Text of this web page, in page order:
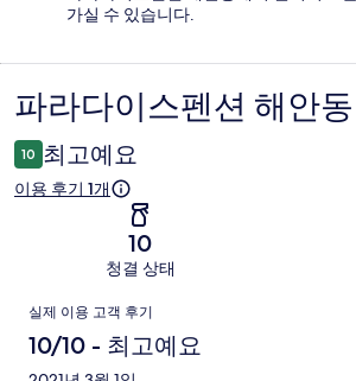
가실 수 있습니다.
이
용
후
파라다이스펜션 해안
10 최고예요
이용 후기 1개
10
청결 상태
이
용
실제 이용 고객 후기
10/10 - 최고예요